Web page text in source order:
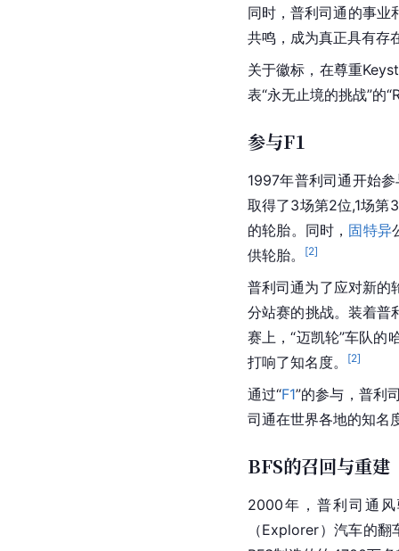
同时，普利司通的事业
共鸣，成为真正具有存
关于徽标 ，在尊重
表“永无止境的挑战”的
参与F1
1997年普利司通开始
取得了3场第2位,1场第
的轮胎。同时， 固特异
供轮胎。
[2]
普利司通为了应对新的
分站赛的挑战。装着普
赛上，“迈凯轮”车队的
打响了知名度。
[2]
通过“F1”的参与，普利
司通在世界各地的知名
BFS的召回与重建
2000年，普利司通
（Explorer）汽车的